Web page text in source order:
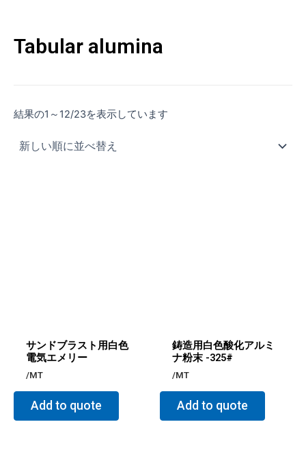
の
評
Tabular alumina
結果の1～12/23を表示しています
サンドブラスト用白色
電気エメリー
/MT
Add to quote
鋳造用白色酸化アルミ
ナ粉末 -325#
/MT
Add to quote